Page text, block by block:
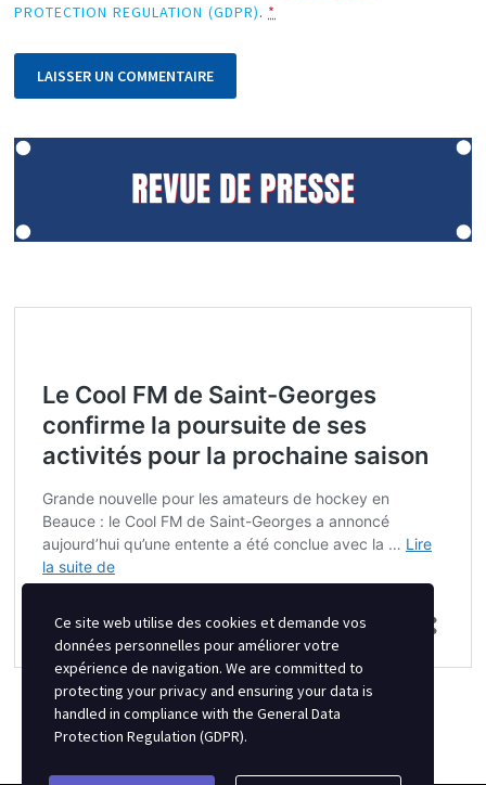
PROTECTION REGULATION (GDPR). *
Ce site web utilise des cookies et demande vos
données personnelles pour améliorer votre
expérience de navigation. We are committed to
protecting your privacy and ensuring your data is
handled in compliance with the General Data
Protection Regulation (GDPR).